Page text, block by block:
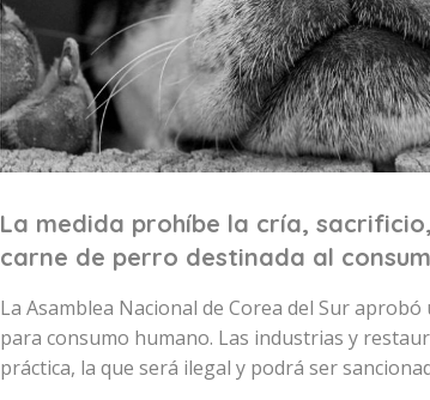
La medida prohíbe la cría,
carne de perro destinada al
La Asamblea Nacional de Corea del Sur
para consumo humano. Las industrias y
práctica, la que será ilegal y podrá ser